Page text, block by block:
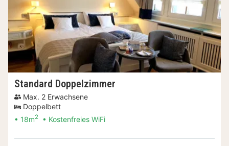
Standard Doppelzimmer
Max. 2 Erwachsene
Doppelbett
18m2 Kostenfreies WiFi